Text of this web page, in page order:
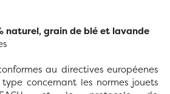
naturel, grain de blé et lavande
au directives européenes
concernant les normes jouets